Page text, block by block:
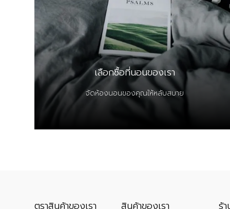
เลือกซื้อที่นอนของเรา
จัดห้องนอนของคุณให้หลับสบาย
ตราสินค้าของเรา สินค้าของเรา ร้